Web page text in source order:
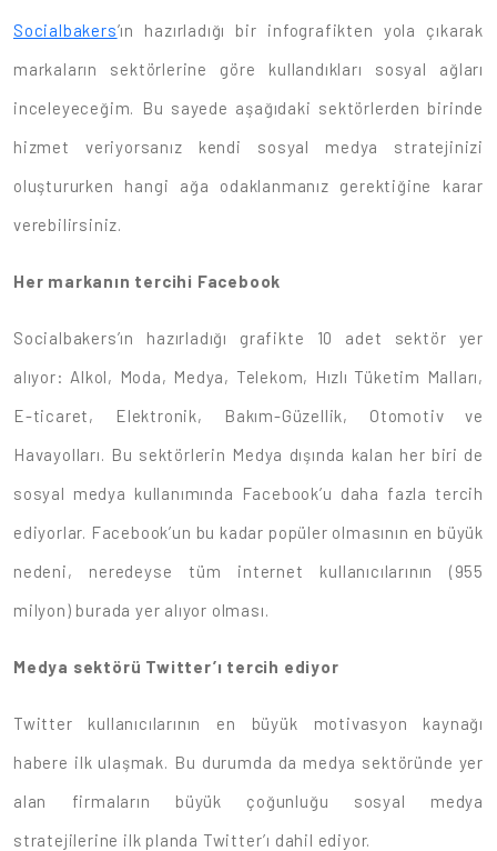
Socialbakers’ın hazırladığı bir infografikten yola çıkarak
markaların sektörlerine göre kullandıkları sosyal ağları
inceleyeceğim. Bu sayede aşağıdaki sektörlerden birinde
hizmet veriyorsanız kendi sosyal medya stratejinizi
oluştururken hangi ağa odaklanmanız gerektiğine karar
verebilirsiniz.
Her markanın tercihi Facebook
Socialbakers’ın hazırladığı grafikte 10 adet sektör yer
alıyor: Alkol, Moda, Medya, Telekom, Hızlı Tüketim Malları,
E-ticaret, Elektronik, Bakım-Güzellik, Otomotiv ve
Havayolları. Bu sektörlerin Medya dışında kalan her biri de
sosyal medya kullanımında Facebook’u daha fazla tercih
ediyorlar. Facebook’un bu kadar popüler olmasının en büyük
nedeni, neredeyse tüm internet kullanıcılarının (955
milyon) burada yer alıyor olması.
Medya sektörü Twitter’ı tercih ediyor
Twitter kullanıcılarının en büyük motivasyon kaynağı
habere ilk ulaşmak. Bu durumda da medya sektöründe yer
alan firmaların büyük çoğunluğu sosyal medya
stratejilerine ilk planda Twitter’ı dahil ediyor.